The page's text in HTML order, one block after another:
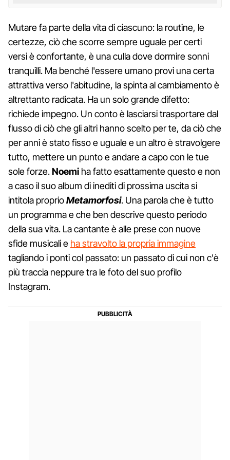
Mutare fa parte della vita di ciascuno: la routine, le
certezze, ciò che scorre sempre uguale per certi
versi è confortante, è una culla dove dormire sonni
tranquilli. Ma benché l'essere umano provi una certa
attrattiva verso l'abitudine, la spinta al cambiamento è
altrettanto radicata. Ha un solo grande difetto:
richiede impegno. Un conto è lasciarsi trasportare dal
flusso di ciò che gli altri hanno scelto per te, da ciò che
per anni è stato fisso e uguale e un altro è stravolgere
tutto, mettere un punto e andare a capo con le tue
sole forze.Noemi ha fatto esattamente questo e non
a caso il suo album di inediti di prossima uscita si
intitola proprioMetamorfosi. Una parola che è tutto
un programma e che ben descrive questo periodo
della sua vita. La cantante è alle prese con nuove
sfide musicali e ha stravolto la propria immagine
tagliando i ponti col passato: un passato di cui non c'è
più traccia neppure tra le foto del suo profilo
Instagram.